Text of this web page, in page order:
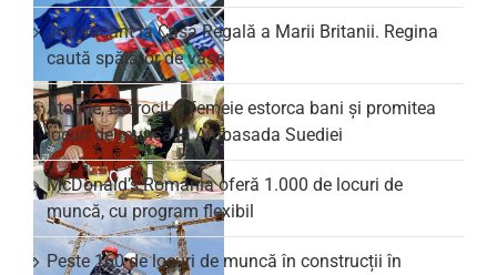
Job vacant la Casa Regală a Marii Britanii. Regina
caută spălător de vase
Atenție, escroci! O femeie estorca bani și promitea
locuri de muncă la Ambasada Suediei
McDonald’s România oferă 1.000 de locuri de
muncă, cu program flexibil
Peste 160 de locuri de muncă în construcții în